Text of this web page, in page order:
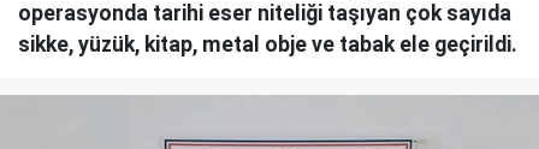
operasyonda tarihi eser niteliği taşıyan çok sayıda
sikke, yüzük, kitap, metal obje ve tabak ele geçirildi.